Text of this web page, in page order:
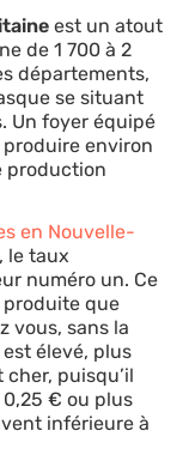
est un atout
de 1 700 à 2
départements,
se situant
Un foyer équipé
environ
production
en Nouvelle-
le taux
numéro un. Ce
produite que
vous, sans la
élevé, plus
puisqu’il
0,25 € ou plus
inférieure à